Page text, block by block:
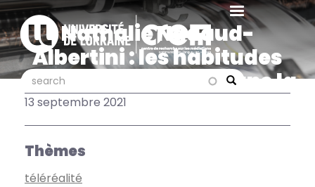
Aller
au
contenu
principal
Search
search search
Nathalie Nadaud-
Albertini : les habitudes
de consommation dans la
télé-réalité
13 septembre 2021
Thèmes
téléréalité